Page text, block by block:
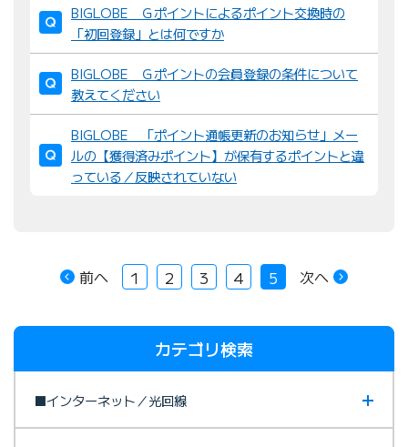
BIGLOBE Ｇポイントによるポイント交換時の
「初回登録」とは何ですか
BIGLOBE Ｇポイントの会員登録の条件について
教えてください
BIGLOBE 「ポイント通帳更新のお知らせ」メー
ルの【獲得済みポイント】が保有するポイントと違
っている／反映されていない
前へ 1 2 3 4 5 次へ
カテゴリ検索
■インターネット／光回線